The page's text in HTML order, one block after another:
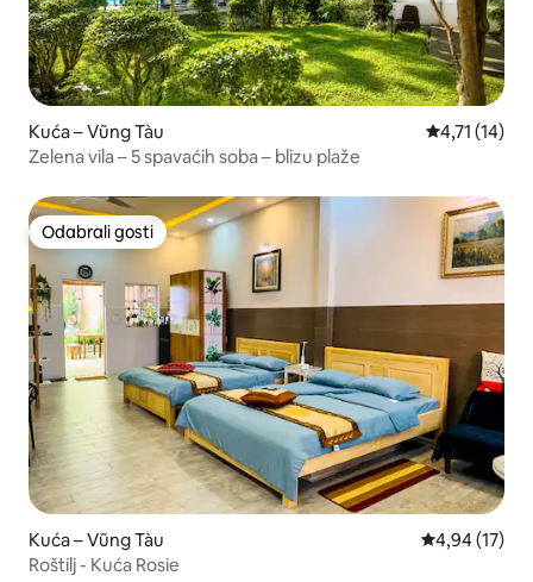
Kuća – Vũng Tàu Prosječna
4,71 (14)
Zelena vila – 5 spavaćih soba – blizu plaže
Odabrali gosti
Odabrali gosti
Kuća – Vũng Tàu Prosječna
4,94 (17)
Roštilj - Kuća Rosie